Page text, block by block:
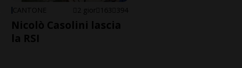
CANTONE 2 gior 163 394
Nicolò Casolini lascia
la RSI